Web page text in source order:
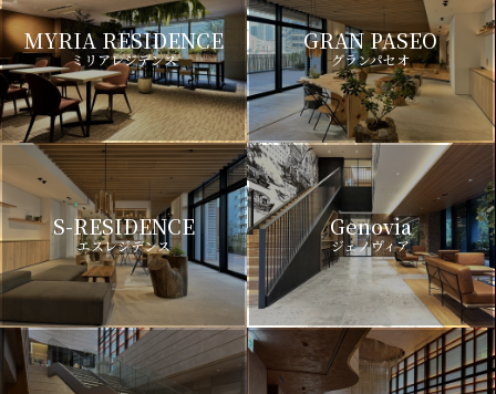
MYRIA RESIDENCE
ミリアレジデンス
GRAN PASEO
グランパセオ
S-RESIDENCE
エスレジデンス
Genovia
ジェノヴィア